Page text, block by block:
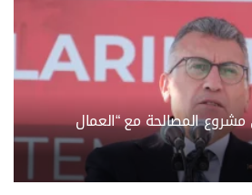
مشروع المصالحة مع “العمال